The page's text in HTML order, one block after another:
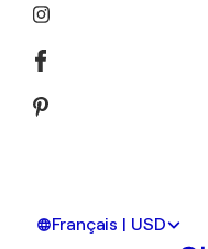
Français | USD